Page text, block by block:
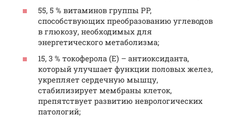
55, 5 % витаминов группы PP,
способствующих преобразованию углеводов
в глюкозу, необходимых для
энергетического метаболизма;
15, 3 % токоферола (E) – антиоксиданта,
который улучшает функции половых желез,
укрепляет сердечную мышцу,
стабилизирует мембраны клеток,
препятствует развитию неврологических
патологий;